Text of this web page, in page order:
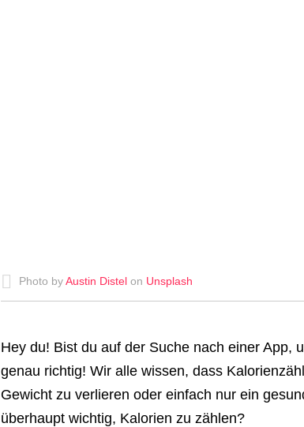
Photo byAustin Distelon Unsplash
Hey du! Bist du auf der Suche nach einer App,
genau richtig! Wir alle wissen, dass
Gewicht zu verlieren oder einfach nur ein
überhaupt wichtig, Kalorien zu zählen?